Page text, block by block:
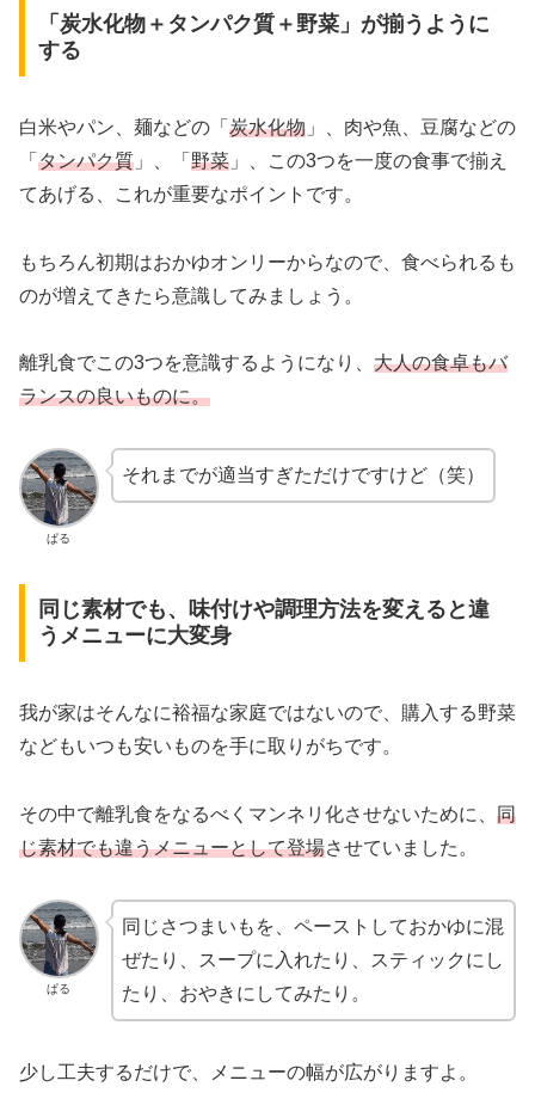
「炭水化物＋タンパク質＋野菜」が揃うように
する
白米やパン、麺などの「 炭水化物 」、肉や魚、豆腐などの
「 タンパク質 」、「 野菜 」、この3つを一度の食事で揃え
てあげる、これが重要なポイントです。
もちろん初期はおかゆオンリーからなので、食べられるも
のが増えてきたら意識してみましょう。
離乳食でこの3つを意識するようになり、 大人の食卓もバ
ランスの良いものに。
ぱる
それまでが適当すぎただけですけど（笑）
同じ素材でも、味付けや調理方法を変えると違
うメニューに大変身
我が家はそんなに裕福な家庭ではないので、購入する野菜
などもいつも安いものを手に取りがちです。
その中で離乳食をなるべくマンネリ化させないために、 同
じ素材でも違うメニューとして登場させていました。
ぱる
同じさつまいもを、ペーストしておかゆに混
ぜたり、スープに入れたり、スティックにし
たり、おやきにしてみたり。
少し工夫するだけで、メニューの幅が広がりますよ。